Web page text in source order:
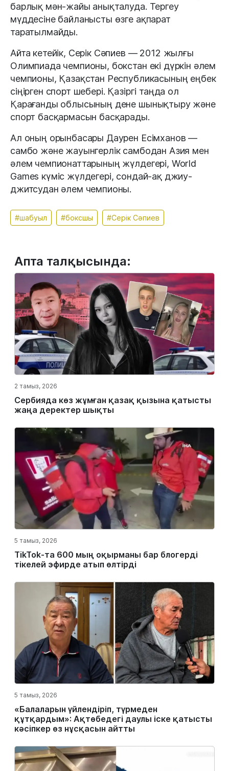
барлық мән-жайы анықталуда. Тергеу
мүддесіне байланысты өзге ақпарат
таратылмайды.
Айта кетейік, Серік Сәпиев — 2012 жылғы
Олимпиада чемпионы, бокстан екі дүркін әлем
чемпионы, Қазақстан Республикасының еңбек
сіңірген спорт шебері. Қазіргі таңда ол
Қарағанды облысының дене шынықтыру және
спорт басқармасын басқарады.
Ал оның орынбасары Даурен Есімханов —
самбо және жауынгерлік самбодан Азия мен
әлем чемпионаттарының жүлдегері, World
Games күміс жүлдегері, сондай-ақ джиу-
джитсудан әлем чемпионы.
#шабуыл #боксшы #Серік Сәпиев
Апта талқысында:
2 тамыз, 2026
Сербияда көз жұмған қазақ қызына қатысты
жаңа деректер шықты
5 тамыз, 2026
TikTok-та 600 мың оқырманы бар блогерді
тікелей эфирде атып өлтірді
5 тамыз, 2026
«Балаларын үйлендіріп, түрмеден
құтқардым»: Ақтөбедегі даулы іске қатысты
кәсіпкер өз нұсқасын айтты